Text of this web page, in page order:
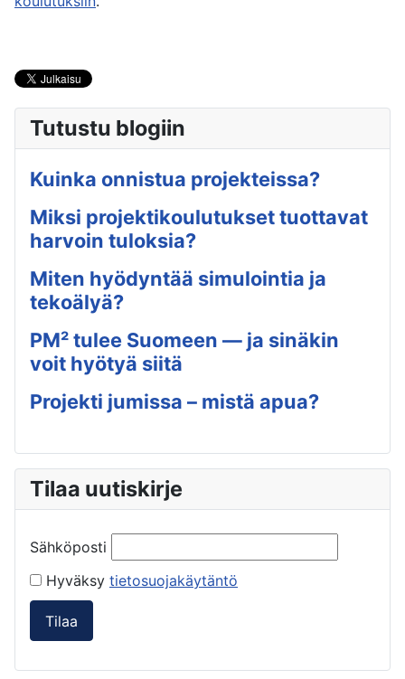
Tutustu blogiin
Kuinka onnistua projekteissa?
Miksi projektikoulutukset tuottavat
harvoin tuloksia?
Miten hyödyntää simulointia ja
tekoälyä?
PM² tulee Suomeen — ja sinäkin
voit hyötyä siitä
Projekti jumissa – mistä apua?
Tilaa uutiskirje
Sähköposti
Hyväksy tietosuojakäytäntö
Tilaa